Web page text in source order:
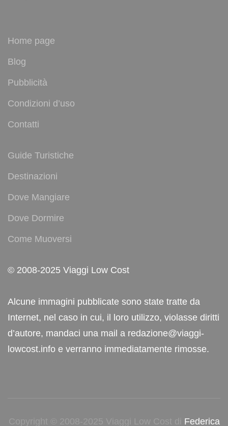
Home page
Blog
Pubblicità
Condizioni d’uso
Contatti
Guide Turistiche
Destinazioni
Dove Mangiare
Dove Dormire
Come Muoversi
© 2008-2025 Viaggi Low Cost
Alcune immagini pubblicate sono state tratte da
Internet, nel caso in cui, il loro utilizzo, violasse diritti
d’autore, mandaci una mail a redazione@viaggi-
lowcost.info e verranno immediatamente rimosse.
Copyright © 2008-2025 Viaggi Low Cost di Federica